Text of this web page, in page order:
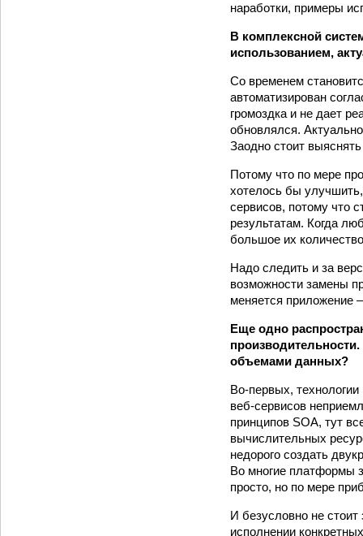
наработки, примеры
В комплексной
использованием,
Со временем
автоматизирован
громоздка и не дает
обновлялся.
Заодно стоит
Потому что по мере
хотелось бы
сервисов, потому что
результатам. Когда
большое их
Надо следить и за
возможности замены
меняется приложение
Еще одно
объемами данных?
Во-первых,
веб‑сервисов
принципов SOA, тут
вычислительных
недорого создать
Во многие платформы
просто, но по мере
И безусловно не
исполнении